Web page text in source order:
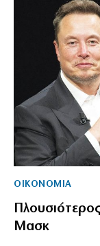
ΟΙΚΟΝΟΜΙΑ
Μασκ